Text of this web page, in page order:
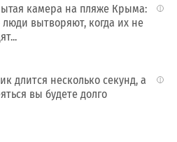
i
камера на пляже Крыма:
люди вытворяют, когда их не
i
длится несколько секунд, а
вы будете долго